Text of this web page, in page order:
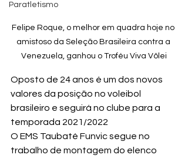
Paratletismo
Felipe Roque, o melhor em quadra hoje no
amistoso da Seleção Brasileira contra a
Venezuela, ganhou o Troféu Viva Vôlei
Oposto de 24 anos é um dos novos
valores da posição no voleibol
brasileiro e seguirá no clube para a
temporada 2021/2022
O EMS Taubaté Funvic segue no
trabalho de montagem do elenco